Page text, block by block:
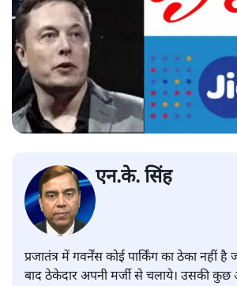
एन.के. सिंह
प्रजातंत्र में गवर्नेंस कोई पार्किंग का ठेका नहीं
बाद ठेकेदार अपनी मर्जी से चलाये। उसकी कुछ